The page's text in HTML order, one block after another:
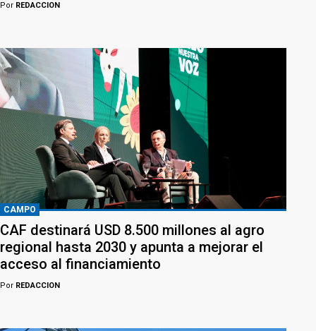
Por REDACCION
CAMPO
CAF destinará USD 8.500 millones al agro
regional hasta 2030 y apunta a mejorar el
acceso al financiamiento
Por REDACCION